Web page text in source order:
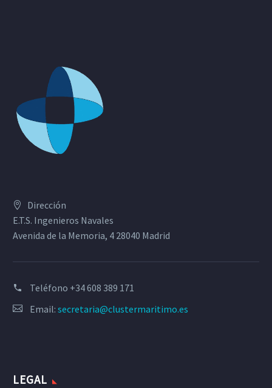
Dirección
E.T.S. Ingenieros Navales
Avenida de la Memoria, 4 28040 Madrid
Teléfono +34 608 389 171
Email: secretaria@clustermaritimo.es
LEGAL